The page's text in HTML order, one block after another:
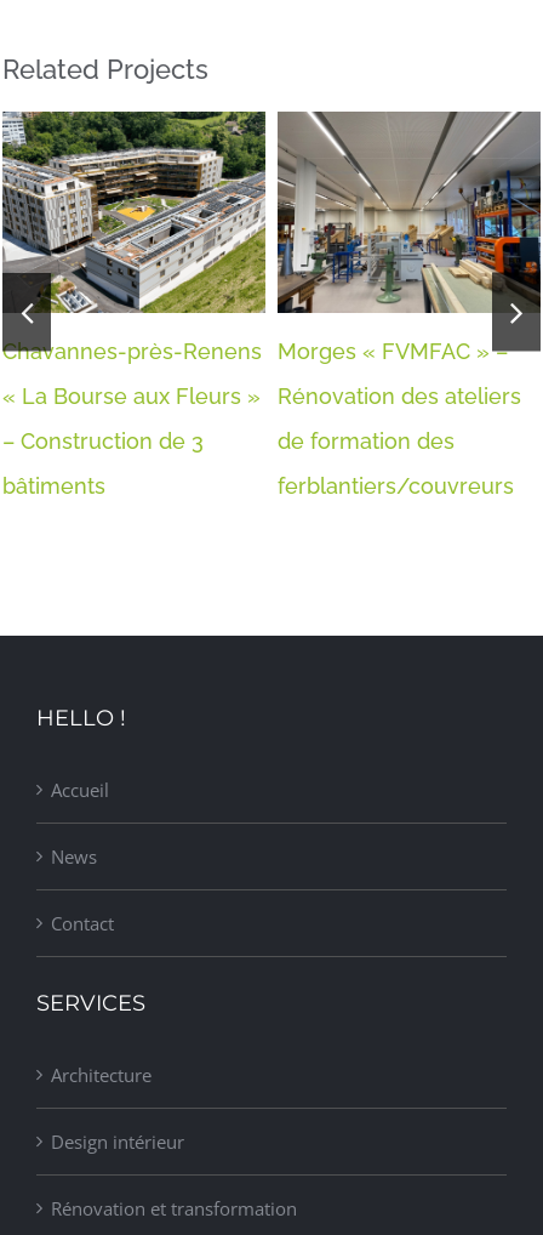
Related Projects
Chavannes-près-Renens
« La Bourse aux Fleurs »
– Construction de 3
bâtiments
Morges « FVMFAC » –
Rénovation des ateliers
de formation des
ferblantiers/couvreurs
HELLO !
Accueil
News
Contact
SERVICES
Architecture
Design intérieur
Rénovation et transformation